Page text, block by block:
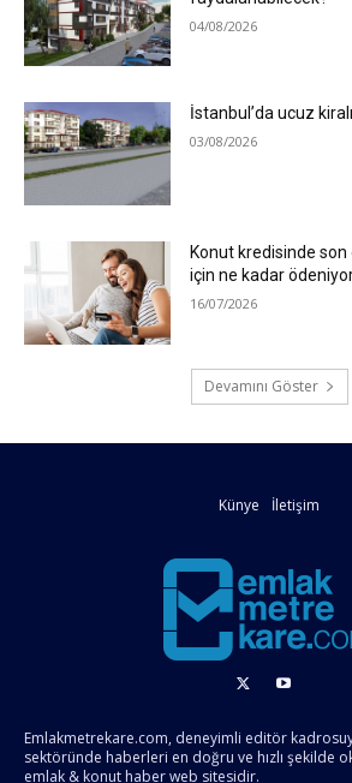
04/08/2026
İstanbul’da ucuz
03/08/2026
Konut kredisinde
için ne kadar
16/07/2026
Devamını Göster
Künye İletişim
Emlakmetrekare.com, deneyimli editör
sektöründe haberleri en doğru ve hızlı şekilde
emlak & konut haber web sitesidir.